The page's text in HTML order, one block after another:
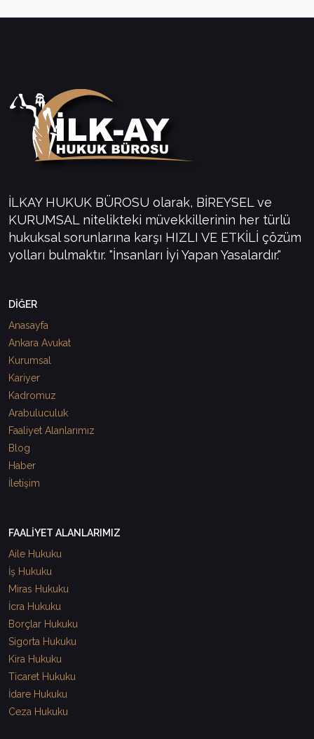
İLKAY HUKUK BÜROSU olarak, BİREYSEL ve
KURUMSAL nitelikteki müvekkillerinin her türlü
hukuksal sorunlarına karşı HIZLI VE ETKİLİ çözüm
yolları bulmaktır. "İnsanları İyi Yapan Yasalardır."
DİĞER
Anasayfa
Ankara Avukat
Kurumsal
Kariyer
Kadromuz
Arabuluculuk
Faaliyet Alanlarımız
Blog
Haber
İletişim
FAALİYET ALANLARIMIZ
Aile Hukuku
İş Hukuku
Miras Hukuku
İcra Hukuku
Borçlar Hukuku
Sigorta Hukuku
Kira Hukuku
Ticaret Hukuku
İdare Hukuku
Ceza Hukuku